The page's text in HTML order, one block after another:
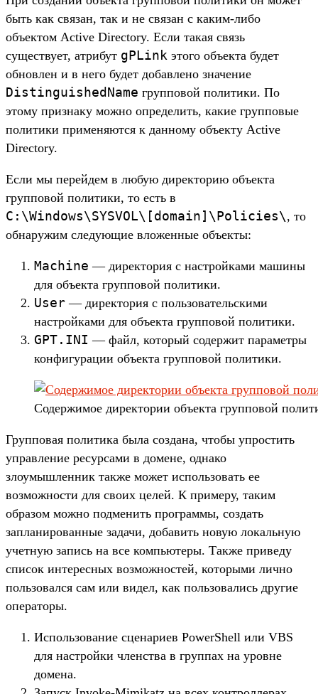
быть как связан, так и не связан с каким-либо
объектом Active Directory. Если такая связь
существует, атрибут gPLink этого объекта будет
обновлен и в него будет добавлено значение
DistinguishedName групповой политики. По
этому признаку можно определить, какие групповые
политики применяются к данному объекту Active
Directory.
Если мы перейдем в любую директорию объекта
групповой политики, то есть в
C:\Windows\SYSVOL\[domain]\Policies\ , то
обнаружим следующие вложенные объекты:
Machine — директория с настройками машины
для объекта групповой политики.
User — директория с пользовательскими
настройками для объекта групповой политики.
GPT.INI — файл, который содержит параметры
конфигурации объекта групповой политики.
Содержимое директории объекта групповой
Групповая политика была создана, чтобы упростить
управление ресурсами в домене, однако
злоумышленник также может использовать ее
возможности для своих целей. К примеру, таким
образом можно подменить программы, создать
запланированные задачи, добавить новую локальную
учетную запись на все компьютеры. Также приведу
список интересных возможностей, которыми лично
пользовался сам или видел, как пользовались другие
операторы.
Использование сценариев PowerShell или VBS
для настройки членства в группах на уровне
домена.